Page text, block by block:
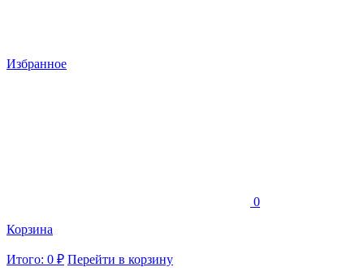
Избранное
0
Корзина
Итого: 0 ₽ Перейти в корзину